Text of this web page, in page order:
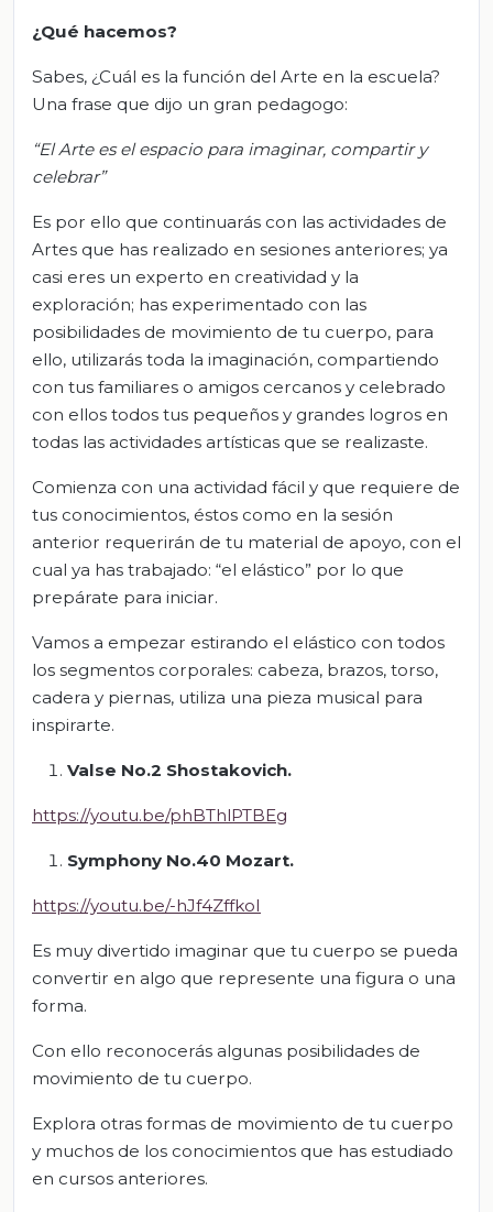
¿Qué hacemos?
Sabes, ¿Cuál es la función del Arte en la escuela?
Una frase que dijo un gran pedagogo:
“El Arte es el espacio para imaginar, compartir y
celebrar”
Es por ello que continuarás con las actividades de
Artes que has realizado en sesiones anteriores; ya
casi eres un experto en creatividad y la
exploración; has experimentado con las
posibilidades de movimiento de tu cuerpo, para
ello, utilizarás toda la imaginación, compartiendo
con tus familiares o amigos cercanos y celebrado
con ellos todos tus pequeños y grandes logros en
todas las actividades artísticas que se realizaste.
Comienza con una actividad fácil y que requiere de
tus conocimientos, éstos como en la sesión
anterior requerirán de tu material de apoyo, con el
cual ya has trabajado: “el elástico” por lo que
prepárate para iniciar.
Vamos a empezar estirando el elástico con todos
los segmentos corporales: cabeza, brazos, torso,
cadera y piernas, utiliza una pieza musical para
inspirarte.
Valse No.2 Shostakovich.
https://youtu.be/phBThlPTBEg
Symphony No.40 Mozart.
https://youtu.be/-hJf4ZffkoI
Es muy divertido imaginar que tu cuerpo se pueda
convertir en algo que represente una figura o una
forma.
Con ello reconocerás algunas posibilidades de
movimiento de tu cuerpo.
Explora otras formas de movimiento de tu cuerpo
y muchos de los conocimientos que has estudiado
en cursos anteriores.